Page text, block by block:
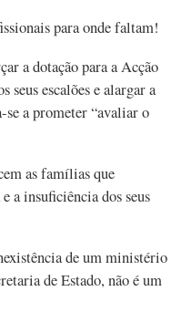
para onde faltam!
a dotação para a Acção
escalões e alargar a
a prometer “avaliar o
as famílias que
a insuficiência dos seus
de um ministério
de Estado, não é um